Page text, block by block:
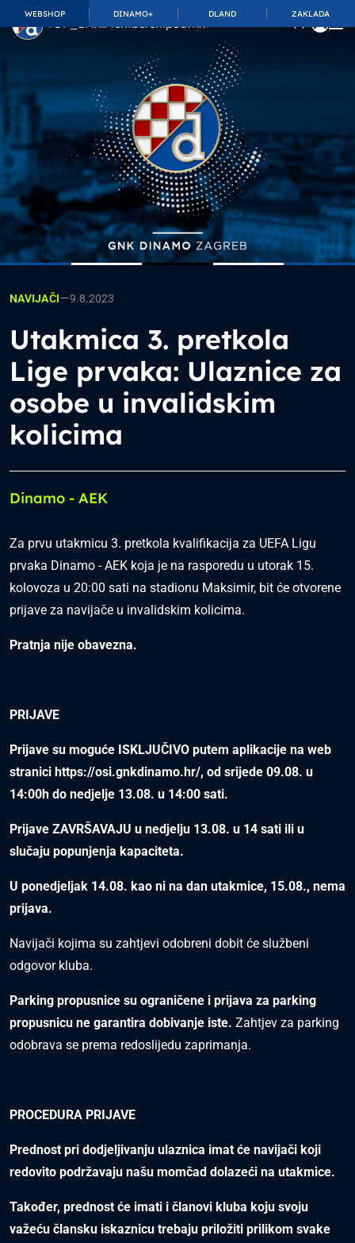
WEBSHOP DINAMO+ DLAND ZAKLADA
TOP_BAR.MembershipSuffix
NAVIJAČI—9.8.2023
Utakmica 3. pretkola
Lige prvaka: Ulaznice za
osobe u invalidskim
kolicima
Dinamo - AEK
Za prvu utakmicu 3. pretkola kvalifikacija za UEFA Ligu
prvaka Dinamo - AEK koja je na rasporedu u utorak 15.
kolovoza u 20:00 sati na stadionu Maksimir, bit će otvorene
prijave za navijače u invalidskim kolicima.
Pratnja nije obavezna.
PRIJAVE
Prijave su moguće ISKLJUČIVO putem aplikacije na web
stranici https://osi.gnkdinamo.hr/, od srijede 09.08. u
14:00h do nedjelje 13.08. u 14:00 sati.
Prijave ZAVRŠAVAJU u nedjelju 13.08. u 14 sati ili u
slučaju popunjenja kapaciteta.
U ponedjeljak 14.08. kao ni na dan utakmice, 15.08., nema
prijava.
Navijači kojima su zahtjevi odobreni dobit će službeni
odgovor kluba.
Parking propusnice su ograničene i prijava za parking
propusnicu ne garantira dobivanje iste. Zahtjev za parking
odobrava se prema redoslijedu zaprimanja.
PROCEDURA PRIJAVE
Prednost pri dodjeljivanju ulaznica imat će navijači koji
redovito podržavaju našu momčad dolazeći na utakmice.
Također, prednost će imati i članovi kluba koju svoju
važeću člansku iskaznicu trebaju priložiti prilikom svake